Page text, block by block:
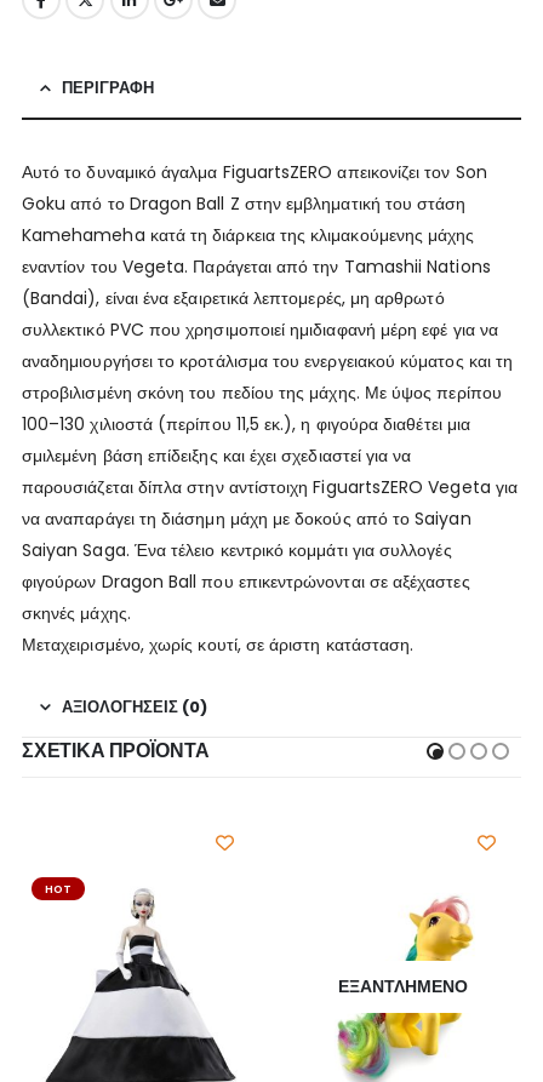
ΠΕΡΙΓΡΑΦΉ
Αυτό το δυναμικό άγαλμα FiguartsZERO απεικονίζει τον Son
Goku από το Dragon Ball Z στην εμβληματική του στάση
Kamehameha κατά τη διάρκεια της κλιμακούμενης μάχης
εναντίον του Vegeta. Παράγεται από την Tamashii Nations
(Bandai), είναι ένα εξαιρετικά λεπτομερές, μη αρθρωτό
συλλεκτικό PVC που χρησιμοποιεί ημιδιαφανή μέρη εφέ για να
αναδημιουργήσει το κροτάλισμα του ενεργειακού κύματος και τη
στροβιλισμένη σκόνη του πεδίου της μάχης. Με ύψος περίπου
100–130 χιλιοστά (περίπου 11,5 εκ.), η φιγούρα διαθέτει μια
σμιλεμένη βάση επίδειξης και έχει σχεδιαστεί για να
παρουσιάζεται δίπλα στην αντίστοιχη FiguartsZERO Vegeta για
να αναπαράγει τη διάσημη μάχη με δοκούς από το Saiyan
Saiyan Saga. Ένα τέλειο κεντρικό κομμάτι για συλλογές
φιγούρων Dragon Ball που επικεντρώνονται σε αξέχαστες
σκηνές μάχης.
Μεταχειρισμένο, χωρίς κουτί, σε άριστη κατάσταση.
ΑΞΙΟΛΟΓΉΣΕΙΣ (0)
ΣΧΕΤΙΚΆ ΠΡΟΪΌΝΤΑ
HOT
ΕΞΑΝΤΛΗΜΈΝΟ